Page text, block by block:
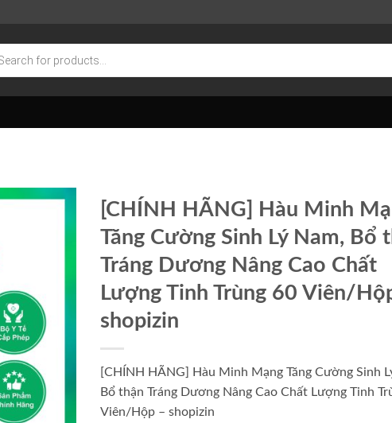
[CHÍNH HÃNG] Hàu Minh
Tăng Cường Sinh Lý Nam, Bổ
Tráng Dương Nâng Cao Chất
Lượng Tinh Trùng 60 Viên/
shopizin
[CHÍNH HÃNG] Hàu Minh Mạng Tăng Cường Sinh
Bổ thận Tráng Dương Nâng Cao Chất Lượng Tinh
Viên/Hộp – shopizin